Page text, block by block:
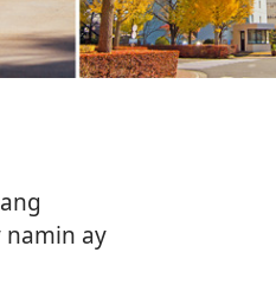
namin ay